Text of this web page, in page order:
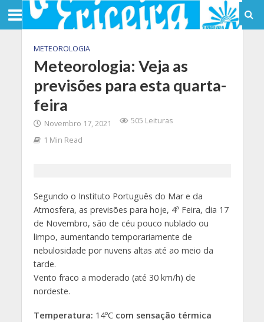
METEOROLOGIA
Meteorologia: Veja as
previsões para esta quarta-
feira
Novembro 17, 2021
505 Leituras
1 Min Read
Segundo o Instituto Português do Mar e da
Atmosfera, as previsões para hoje, 4ª Feira, dia 17
de Novembro, são de céu pouco nublado ou
limpo, aumentando temporariamente de
nebulosidade por nuvens altas até ao meio da
tarde.
Vento fraco a moderado (até 30 km/h) de
nordeste.
Temperatura: 14ºC com sensação térmica